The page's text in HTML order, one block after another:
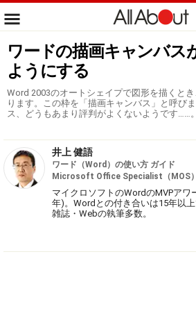
ワードの描画キャンバス
ようにする
Word 2003のオートシェイプで図形を描くと
ります。この枠を「描画キャンバス」と呼び
ス、どうもあまり評判がよくないようです……。
井上 健語
ワード（Word）の使い方 ガイド
Microsoft Office Specialist（MOS）
マイクロソフトのWordのMVPアワ
年)。Wordとの付き合いは15年以
雑誌・Webの執筆多数。